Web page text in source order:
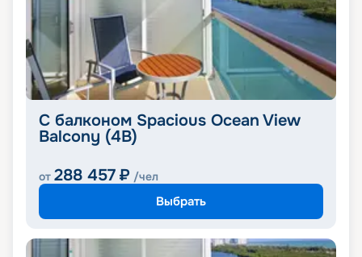
С балконом Spacious Ocean View
Balcony (4B)
от 288 457 ₽ /чел
Выбрать